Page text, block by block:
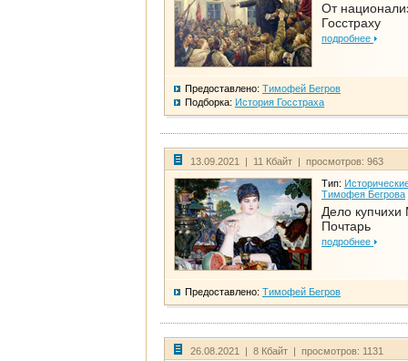
От
Госстраху
подробнее
Предоставлено: Тимофей Бегров
Подборка: История Госстраха
13.09.2021 | 11 Кбайт | просмотров: 963
Тип:
Тимофея Бегрова
Дело
Почтарь
подробнее
Предоставлено: Тимофей Бегров
26.08.2021 | 8 Кбайт | просмотров: 1131